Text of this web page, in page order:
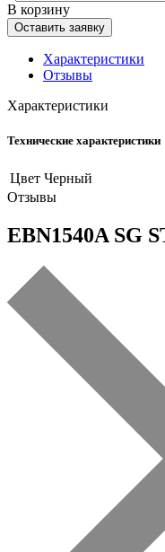
В корзину
Оставить заявку
Характеристики
Отзывы
Характеристики
Технические характеристики
Цвет Черный
Отзывы
EBN1540A SG